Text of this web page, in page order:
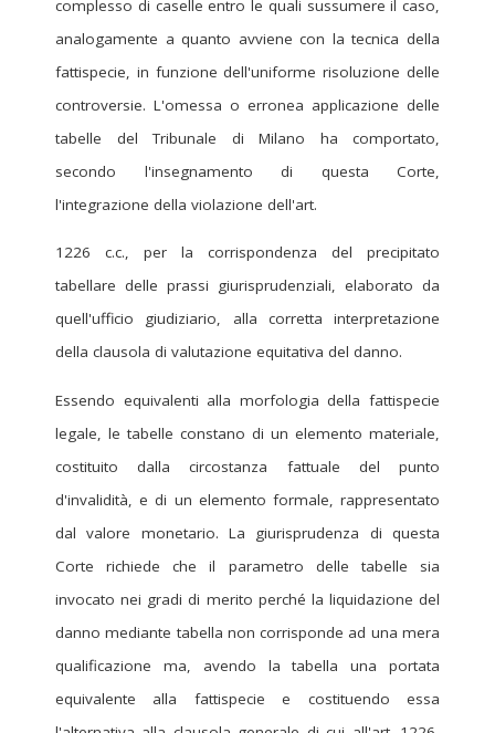
complesso di caselle entro le quali sussumere il caso,
analogamente a quanto avviene con la tecnica della
fattispecie, in funzione dell'uniforme risoluzione delle
controversie. L'omessa o erronea applicazione delle
tabelle del Tribunale di Milano ha comportato,
secondo l'insegnamento di questa Corte,
l'integrazione della violazione dell'art.
1226 c.c., per la corrispondenza del precipitato
tabellare delle prassi giurisprudenziali, elaborato da
quell'ufficio giudiziario, alla corretta interpretazione
della clausola di valutazione equitativa del danno.
Essendo equivalenti alla morfologia della fattispecie
legale, le tabelle constano di un elemento materiale,
costituito dalla circostanza fattuale del punto
d'invalidità, e di un elemento formale, rappresentato
dal valore monetario. La giurisprudenza di questa
Corte richiede che il parametro delle tabelle sia
invocato nei gradi di merito perché la liquidazione del
danno mediante tabella non corrisponde ad una mera
qualificazione ma, avendo la tabella una portata
equivalente alla fattispecie e costituendo essa